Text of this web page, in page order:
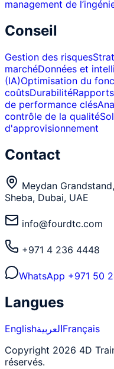
management de
Conseil
Gestion des risques
marchéDonnées et
(IA)Optimisation du
coûtsDurabilité
de performance clés
contrôle de la qualité
d'approvisionnement
Contact
Meydan
Sheba, Dubai, UAE
info@fourdtc.com
+971 4 236 4448
WhatsApp +971 50
Langues
EnglishالعربيةFrançais
Copyright 2026 4D
réservés.